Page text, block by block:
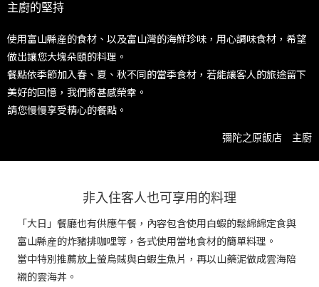
主廚的堅持
使用富山縣産的食材、以及富山灣的海鮮珍味，用心調味食材，希望
做出讓您大塊朵頤的料理。
餐點依季節加入春、夏、秋不同的當季食材，若能讓客人的旅途留下
美好的回憶，我們將甚感榮幸。
請您慢慢享受精心的餐點。
彌陀之原飯店 主廚
非入住客人也可享用的料理
「大日」餐廳也有供應午餐，內容包含使用白蝦的鬆綿綿定食與
富山縣産的炸豬排咖哩等，各式使用當地食材的簡單料理。
當中特別推薦放上螢烏賊與白蝦生魚片，再以山藥泥做成雲海陪
襯的雲海丼。